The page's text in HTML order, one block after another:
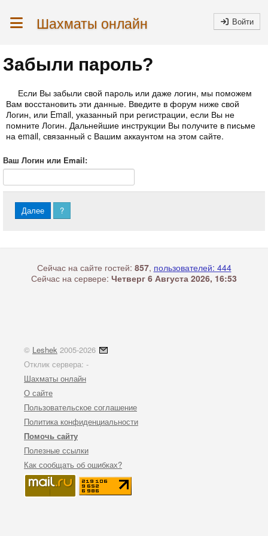
Шахматы онлайн Войти
Забыли пароль?
Если Вы забыли свой пароль или даже логин, мы поможем
Вам восстановить эти данные. Введите в форум ниже свой
Логин, или Email, указанный при регистрации, если Вы не
помните Логин. Дальнейшие инструкции Вы получите в письме
на email, связанный с Вашим аккаунтом на этом сайте.
Ваш Логин или Email:
?
Сейчас на сайте гостей: 857, пользователей: 444
Сейчас на сервере: Четверг 6 Августа 2026, 16:53
© Leshek 2005-2026
Отклик сервера: -
Шахматы онлайн
О сайте
Пользовательское соглашение
Политика конфиденциальности
Помочь сайту
Полезные ссылки
Как сообщать об ошибках?